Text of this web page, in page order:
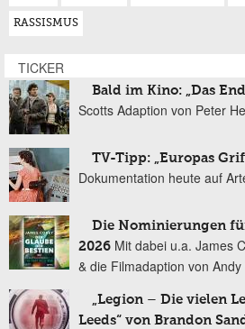
RASSISMUS
TICKER
Bald im Kino: „Das
Scotts Adaption von Peter
TV-Tipp: „Europas
Dokumentation heute auf
Die Nominierungen
2026 Mit dabei u.a. James
& die Filmadaption von Andy
„Legion – Die vielen
Leeds“ von Brandon